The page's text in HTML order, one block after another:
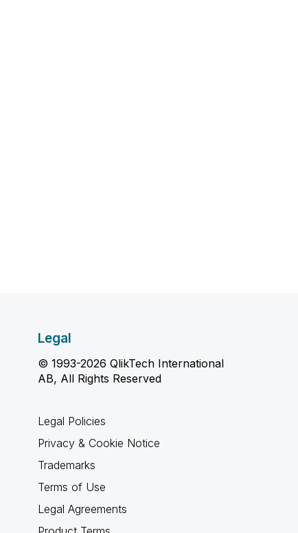
Legal
© 1993-2026 QlikTech International
AB, All Rights Reserved
Legal Policies
Privacy & Cookie Notice
Trademarks
Terms of Use
Legal Agreements